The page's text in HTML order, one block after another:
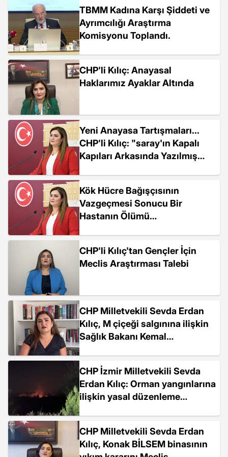
TBMM Kadına Karşı Şiddeti ve
Ayrımcılığı Araştırma
Komisyonu Toplandı.
CHP'li Kılıç: Anayasal
Haklarımız Ayaklar Altında
Yeni Anayasa Tartışmaları...
CHP'li Kılıç: "saray'ın Kapalı
Kapıları Arkasında Yazılmış
Kök Hücre Bağışçısının
Vazgeçmesi Sonucu Bir
Hastanın Ölümü
CHP'li Kılıç'tan Gençler İçin
Meclis Araştırması Talebi
CHP Milletvekili Sevda Erdan
Kılıç, M çiçeği salgınına ilişkin
Sağlık Bakanı Kemal
CHP İzmir Milletvekili Sevda
Erdan Kılıç: Orman yangınlarına
ilişkin yasal düzenleme
CHP Milletvekili Sevda Erdan
Kılıç, Konak BİLSEM binasının